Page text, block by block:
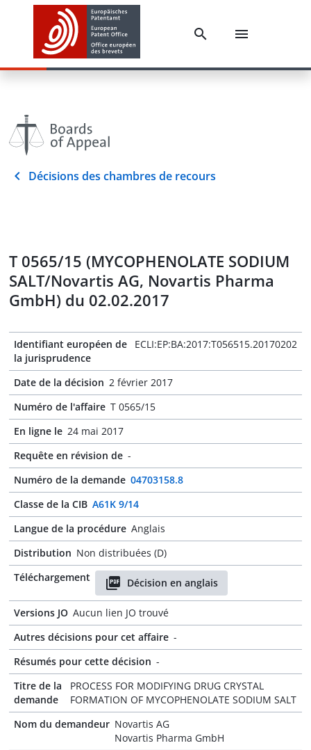
Décisions des chambres de recours
T 0565/15 (MYCOPHENOLATE SODIUM
SALT/Novartis AG, Novartis Pharma
GmbH) du 02.02.2017
Identifiant européen de
la jurisprudence
ECLI:EP:BA:2017:T056515.20170202
Date de la décision 2 février 2017
Numéro de l'affaire T 0565/15
En ligne le 24 mai 2017
Requête en révision de -
Numéro de la demande 04703158.8
Classe de la CIB A61K 9/14
Langue de la procédure Anglais
Distribution Non distribuées (D)
Téléchargement
Décision en anglais
Versions JO Aucun lien JO trouvé
Autres décisions pour cet affaire -
Résumés pour cette décision -
Titre de la
demande
PROCESS FOR MODIFYING DRUG CRYSTAL
FORMATION OF MYCOPHENOLATE SODIUM SALT
Nom du demandeur Novartis AG
Novartis Pharma GmbH